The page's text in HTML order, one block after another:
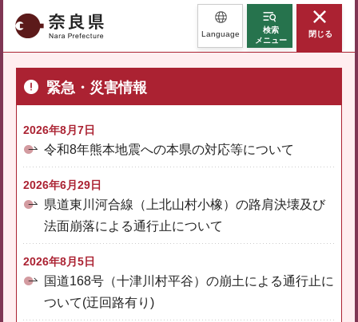
奈良県 Language
検索
メニュー
閉じる
緊急・災害情報
2026年8月7日
令和8年熊本地震への本県の対応等について
2026年6月29日
県道東川河合線（上北山村小橡）の路肩決壊及び
法面崩落による通行止について
2026年8月5日
国道168号（十津川村平谷）の崩土による通行止に
ついて(迂回路有り)